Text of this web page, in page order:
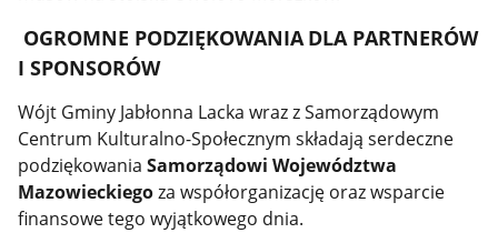
OGROMNE PODZIĘKOWANIA DLA PARTNERÓW
I SPONSORÓW
Wójt Gminy Jabłonna Lacka wraz z Samorządowym
Centrum Kulturalno-Społecznym składają serdeczne
podziękowania Samorządowi Województwa
Mazowieckiegoza współorganizację oraz wsparcie
finansowe tego wyjątkowego dnia.